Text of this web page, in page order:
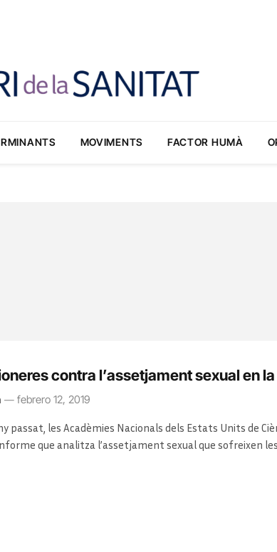
MOVIMENTS FACTOR HUMÀ
contra l’assetjament sexual en
febrero 12, 2019
passat, les Acadèmies Nacionals dels Estats Units de
que analitza l’assetjament sexual que sofreixen